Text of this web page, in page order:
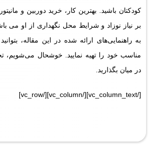
کودکتان باشید. بهترین کار، خرید دوربین و
بر نیاز نوزاد و شرایط محل نگهداری از او می
به راهنمایی‌های ارائه شده در این مقاله،
مناسب خود را تهیه نمایید. خوشحال می‌شویم،
در میان بگذارید.
[/vc_column_text][/vc_column][/vc_row]